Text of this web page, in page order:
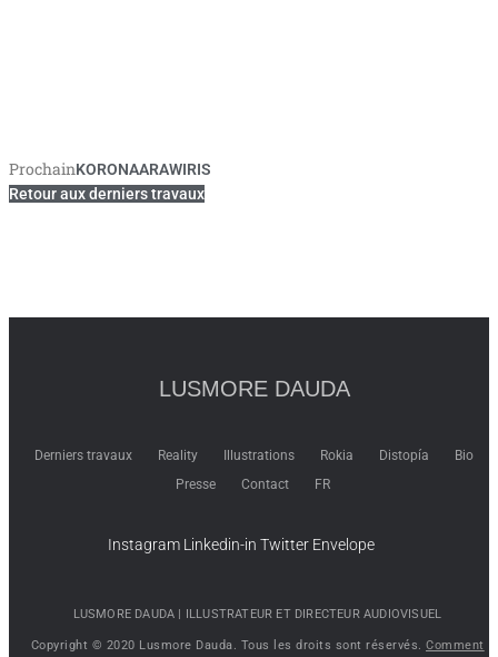
ProchainKORONAARAWIRIS
Retour aux derniers travaux
LUSMORE DAUDA
Derniers travaux Reality Illustrations Rokia Distopía
Bio
Presse
Contact FR
Instagram Linkedin-in Twitter Envelope
LUSMORE DAUDA |​ ILLUSTRATEUR ET DIRECTEUR AUDIOVISUEL
Copyright © 2020 Lusmore Dauda. Tous les droits sont réservés. ​ Comment